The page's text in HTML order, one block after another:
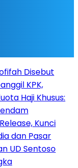
Disebut
KPK,
Haji Khusus:
Kunci
dan Pasar
UD Sentoso